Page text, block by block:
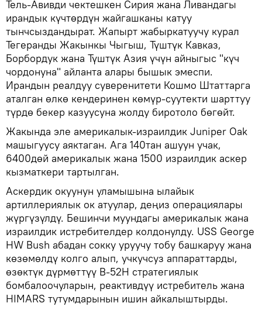
Тель-Авивди чектешкен Сирия жана Ливандагы
ирандык күчтөрдүн жайгашканы катуу
тынчсыздандырат. Жапырт жабыркатуучу курал
Тегеранды Жакынкы Чыгыш, Түштүк Кавказ,
Борбордук жана Түштүк Азия үчүн айныгыс "күч
чордонуна" айланта алары бышык эмеспи.
Ирандын реалдуу суверенитети Кошмо Штаттарга
аталган өлкө кендеринен көмүр-суутекти шарттуу
түрдө бекер казуусуна жолду биротоло бөгөйт.
Жакында эле америкалык-израилдик Juniper Oak
машыгуусу аяктаган. Ага 140тан ашуун учак,
6400дөй америкалык жана 1500 израилдик аскер
кызматкери тартылган.
Аскердик окуунун уламышына ылайык
артиллериялык ок атуулар, деңиз операциялары
жүргүзүлдү. Бешинчи муундагы америкалык жана
израилдик истребителдер колдонулду. USS George
HW Bush абадан сокку уруучу тобу башкаруу жана
көзөмөлдү колго алып, учкучсуз аппараттарды,
өзөктүк дүрмөттүү B-52H стратегиялык
бомбалоочуларын, реактивдүү истребитель жана
HIMARS тутумдарынын ишин айкалыштырды.